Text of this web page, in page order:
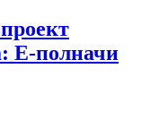
Е-полначи